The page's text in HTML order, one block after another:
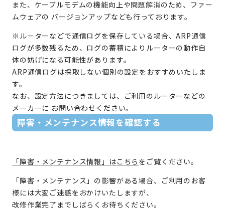
また、ケーブルモデムの機能向上や問題解消のため、ファー
ムウェアの バージョンアップなども行っております。
※ルーターなどで通信ログを保存している場合、ARP通信
ログが多数残るため、ログの蓄積によりルーターの動作自
体の妨げになる可能性があります。
ARP通信ログは採取しない個別の設定をおすすめいたしま
す。
なお、設定方法につきましては、ご利用のルーターなどの
メーカーに お問い合わせください。
障害・メンテナンス情報を確認する
「障害・メンテナンス情報」はこちら をご覧ください。
「障害・メンテナンス」の影響がある場合、ご利用のお客
様には大変ご迷惑をおかけいたしますが、
改修作業完了までしばらくお待ちください。